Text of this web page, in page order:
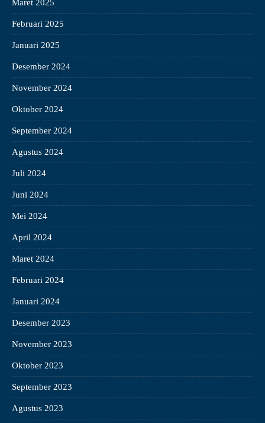
Maret 2025
Februari 2025
Januari 2025
Desember 2024
November 2024
Oktober 2024
September 2024
Agustus 2024
Juli 2024
Juni 2024
Mei 2024
April 2024
Maret 2024
Februari 2024
Januari 2024
Desember 2023
November 2023
Oktober 2023
September 2023
Agustus 2023